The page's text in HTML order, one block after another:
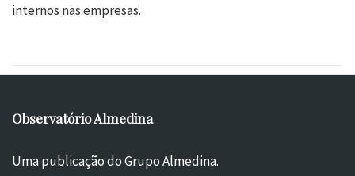
internos nas empresas.
Observatório Almedina
Uma publicação do Grupo Almedina.